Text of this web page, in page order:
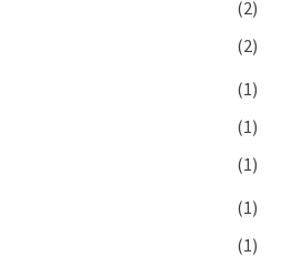
(2)
(2)
(1)
(1)
(1)
(1)
(1)